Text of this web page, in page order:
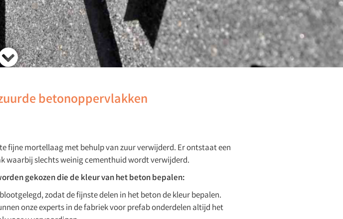
betonoppervlakken
fijne mortellaag met behulp van zuur verwijderd. Er ontstaat een
slechts weinig cementhuid wordt verwijderd.
gekozen die de kleur van het beton bepalen:
zodat de fijnste delen in het beton de kleur bepalen.
onze experts in de fabriek voor prefab onderdelen altijd het